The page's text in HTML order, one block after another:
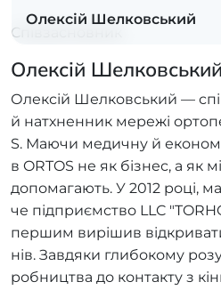
Олексій Шелковський
Співзасновник
Олексій Шелковський
Олексій Шелковський —
й натхненник мережі
S. Маючи медичну й
в ORTOS не як бізнес, а як
допомагають. У 2012 році,
че підприємство LLC
першим вирішив
нів. Завдяки глибокому
робництва до контакту з